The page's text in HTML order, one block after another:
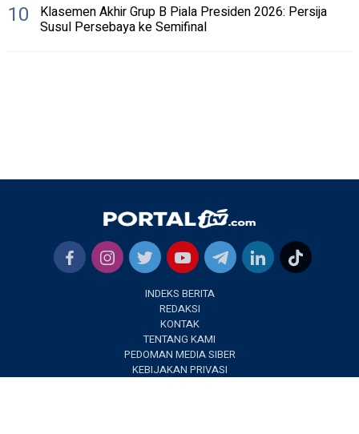
10 Klasemen Akhir Grup B Piala Presiden 2026: Persija
Susul Persebaya ke Semifinal
INDEKS BERITA
REDAKSI
KONTAK
TENTANG KAMI
PEDOMAN MEDIA SIBER
KEBIJAKAN PRIVASI